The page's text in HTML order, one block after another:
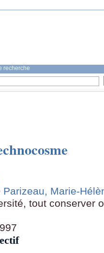
recherche
Parizeau, Marie-
tout conserver